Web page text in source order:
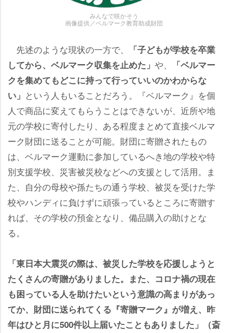
みんなで咲かそう
画像提供／ベルマーク教育助成財団
先述のような現状の一方で、
「子どもが学校を卒業
してから、ベルマーク収集を止めた」 、
「ベルマー
クを集めてもどこに持って行っていいのかわからな
い」 という人もいることだろう。『ベルマーク』を個
人で商品に変えてもらうことはできないが、近所や地
元の学校に寄付したり、ある程度まとめて直接ベルマ
ーク財団に送ることが可能。財団に寄贈されたもの
は、ベルマーク運動に参加しているへき地の学校や特
別支援学校、災害被災校などへの支援として活用。ま
た、自分の母校や孫たちの通う学校、被災を受けた学
校やハンディに負けずに頑張っているところに寄贈す
れば、その学校の預金となり、備品購入の助けとな
る。
「東日本大震災の際は、被災した学校を応援しようと
たくさんの寄贈がありました。また、コロナ禍の現在
も困っている人を助けたいという意識の高まりがあっ
てか、財団に送られてくる『寄贈マーク』が増え、昨
年はひと月に500件以上届いたこともありました」（斎